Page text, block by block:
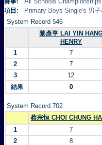
項目:
Primary Boys Single's 男子
System Record 546
黎彥亨 LAI YIN
HENRY
1 7
2
7
3
12
結果
0
System Record 702
蔡宗恒 CHOI CHUNG
1
7
2
8